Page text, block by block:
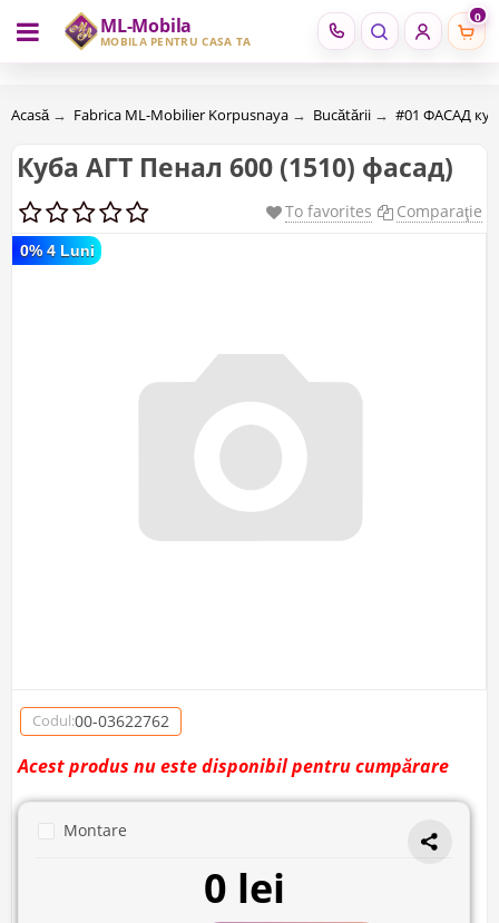
ML-Mobila
MOBILĂ PENTRU CASA TA
0
RU RO
Acasă → Fabrica ML-Mobilier Korpusnaya → Bucătării → #01 ФАСАД
Куба АГТ Пенал 600 (1510) фасад)
To favorites Comparaţie
0% 4 Luni
Codul:00-03622762
Acest produs nu este disponibil pentru cumpărare
Montare
0 lei